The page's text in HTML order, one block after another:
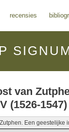
recensies
van
(1526-1547)
Een